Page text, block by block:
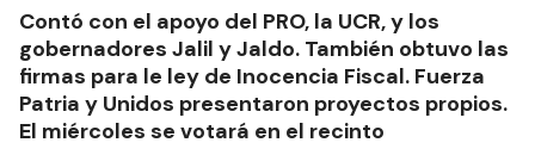
Contó con el apoyo del PRO, la UCR, y los
gobernadores Jalil y Jaldo. También obtuvo las
firmas para le ley de Inocencia Fiscal. Fuerza
Patria y Unidos presentaron proyectos propios.
El miércoles se votará en el recinto